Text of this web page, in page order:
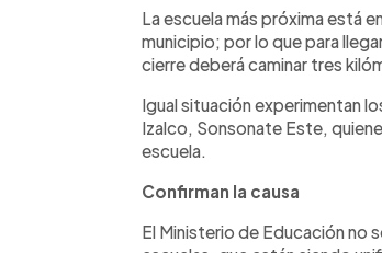
La escuela más próxima está
municipio; por lo que para
cierre deberá caminar tres
Igual situación experimentan
Izalco, Sonsonate Este,
escuela.
Confirman la causa
El Ministerio de Educación no